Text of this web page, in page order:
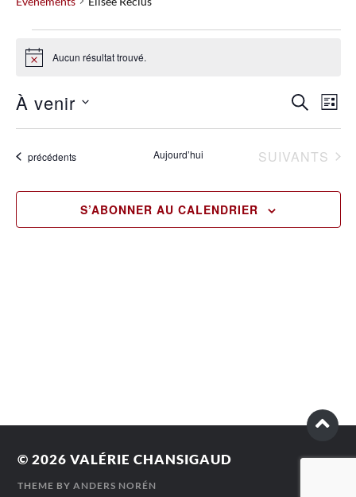
Notice Aucun résultat trouvé.
et
de
de
LISTE
À venir
une
Évènements
précédents Aujourd’hui ÉVÈNEMENTS
SUIVANTS
S’ABONNER AU CALENDRIER
© 2026VALÉRIE CHANSIGAUD
THEME BYANDERS NORÉN